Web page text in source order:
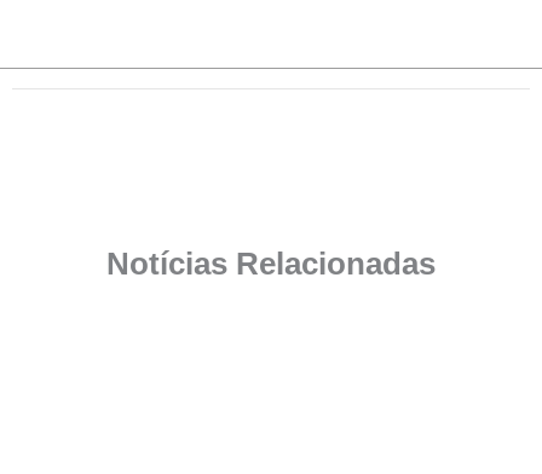
Notícias Relacionadas